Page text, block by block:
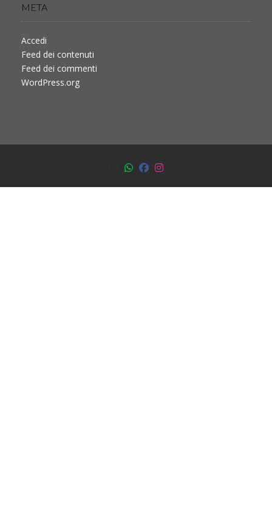
META
Accedi
Feed dei contenuti
Feed dei commenti
WordPress.org